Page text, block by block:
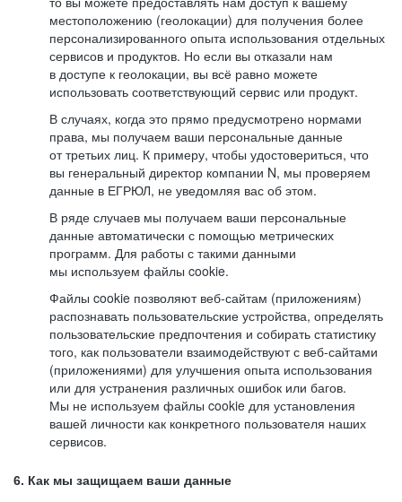
местоположению (геолокации) для получения более
персонализированного опыта использования отдельных
сервисов и продуктов. Но если вы отказали нам
в доступе к геолокации, вы всё равно можете
использовать соответствующий сервис или продукт.
В случаях, когда это прямо предусмотрено нормами
права, мы получаем ваши персональные данные
от третьих лиц. К примеру, чтобы удостовериться, что
вы генеральный директор компании N, мы проверяем
данные в ЕГРЮЛ, не уведомляя вас об этом.
В ряде случаев мы получаем ваши персональные
данные автоматически с помощью метрических
программ. Для работы с такими данными
мы используем файлы cookie.
Файлы cookie позволяют веб-сайтам (приложениям)
распознавать пользовательские устройства, определять
пользовательские предпочтения и собирать статистику
того, как пользователи взаимодействуют с веб-сайтами
(приложениями) для улучшения опыта использования
или для устранения различных ошибок или багов.
Мы не используем файлы cookie для установления
вашей личности как конкретного пользователя наших
сервисов.
6. Как мы защищаем ваши данные